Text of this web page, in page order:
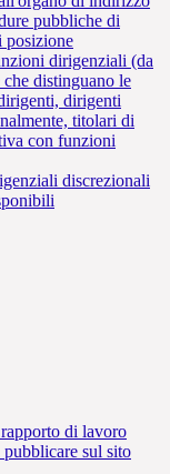
pubbliche di
posizione
dirigenziali (da
distinguano le
dirigenti
titolari di
con funzioni
discrezionali
di lavoro
sul sito